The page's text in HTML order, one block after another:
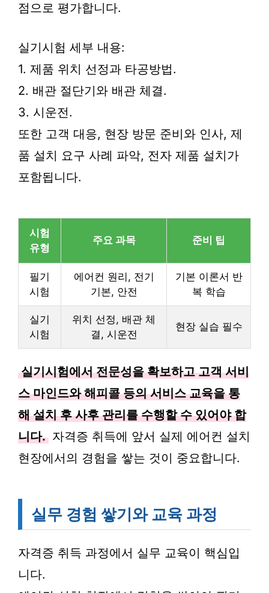
점으로 평가합니다.
실기시험 세부 내용:
1. 제품 위치 선정과 타공방법.
2. 배관 절단기와 배관 체결.
3. 시운전.
또한 고객 대응, 현장 방문 준비와 인사, 제
품 설치 요구 사례 파악, 전자 제품 설치가
포함됩니다.
시험
유형
주요 과목 준비 팁
필기
시험
에어컨 원리, 전기
기본, 안전
기본 이론서 반
복 학습
실기
시험
위치 선정, 배관 체
결, 시운전
현장 실습 필수
실기시험에서 전문성을 확보하고 고객 서비
스 마인드와 해피콜 등의 서비스 교육을 통
해 설치 후 사후 관리를 수행할 수 있어야 합
니다. 자격증 취득에 앞서 실제 에어컨 설치
현장에서의 경험을 쌓는 것이 중요합니다.
실무 경험 쌓기와 교육 과정
자격증 취득 과정에서 실무 교육이 핵심입
니다.